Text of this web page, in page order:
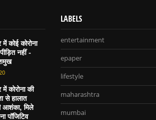
में कोई कोरोना
नहीं -
में कोरोना की
से हालात
आशंका, मिले
पॉजिटिव
LABELS
entertainment
epaper
lifestyle
maharashtra
mumbai